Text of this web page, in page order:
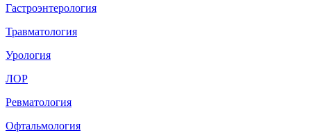
Гастроэнтерология
Травматология
Урология
ЛОР
Ревматология
Офтальмология